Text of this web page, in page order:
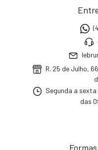
R. 25 de Julho,
Segunda a
das